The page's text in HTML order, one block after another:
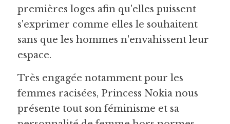
premières loges afin qu'elles puissent
s'exprimer comme elles le souhaitent
sans que les hommes n'envahissent leur
espace.
Très engagée notamment pour les
femmes racisées, Princess Nokia nous
présente tout son féminisme et sa